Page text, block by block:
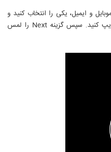
و ایمیل، یکی را انتخاب کنید و
کنید. سپس گزینه Next را لمس